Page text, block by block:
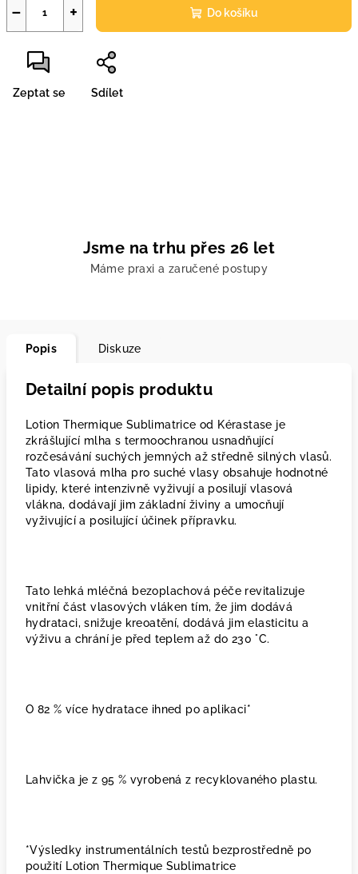
+
− Do košíku
Zeptat se Sdílet
Jsme na trhu přes 26 let
Máme praxi a zaručené postupy
Popis Diskuze
Detailní popis produktu
Lotion Thermique Sublimatrice od Kérastase je
zkrášlující mlha s termoochranou usnadňující
rozčesávání suchých jemných až středně silných vlasů.
Tato vlasová mlha pro suché vlasy obsahuje hodnotné
lipidy, které intenzivně vyživují a posilují vlasová
vlákna, dodávají jim základní živiny a umocňují
vyživující a posilující účinek přípravku.
Tato lehká mléčná bezoplachová péče revitalizuje
vnitřní část vlasových vláken tím, že jim dodává
hydrataci, snižuje kreoatění, dodává jim elasticitu a
výživu a chrání je před teplem až do 230 °C.
O 82 % více hydratace ihned po aplikaci*
Lahvička je z 95 % vyrobená z recyklovaného plastu.
*Výsledky instrumentálních testů bezprostředně po
použití Lotion Thermique Sublimatrice